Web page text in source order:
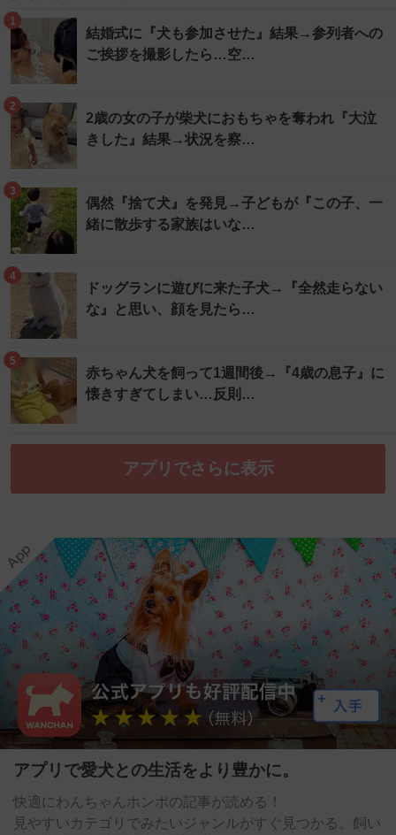
1
結婚式に『犬も参加させた』結果→参列者への
ご挨拶を撮影したら…空…
2
2歳の女の子が柴犬におもちゃを奪われ『大泣
きした』結果→状況を察…
3
偶然『捨て犬』を発見→子どもが『この子、一
緒に散歩する家族はいな…
4
ドッグランに遊びに来た子犬→『全然走らない
な』と思い、顔を見たら…
5
赤ちゃん犬を飼って1週間後→『4歳の息子』に
懐きすぎてしまい…反則…
アプリでさらに表示
アプリで愛犬との生活をより豊かに。
快適にわんちゃんホンポの記事が読める！
見やすいカテゴリでみたいジャンルがすぐ見つかる。飼い